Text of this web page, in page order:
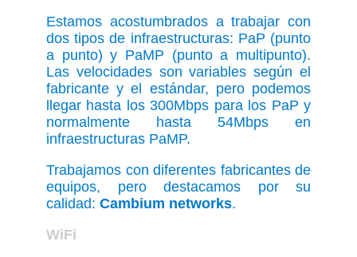
Estamos acostumbrados a trabajar con
dos tipos de infraestructuras: PaP (punto
a punto) y PaMP (punto a multipunto).
Las velocidades son variables según el
fabricante y el estándar, pero podemos
llegar hasta los 300Mbps para los PaP y
normalmente hasta 54Mbps en
infraestructuras PaMP.
Trabajamos con diferentes fabricantes de
equipos, pero destacamos por su
calidad: Cambium networks.
WiFi